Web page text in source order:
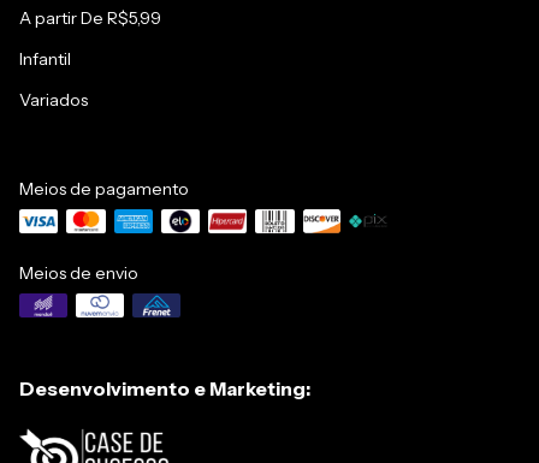
A partir De R$5,99
Infantil
Variados
Meios de pagamento
Meios de envio
Desenvolvimento e Marketing: